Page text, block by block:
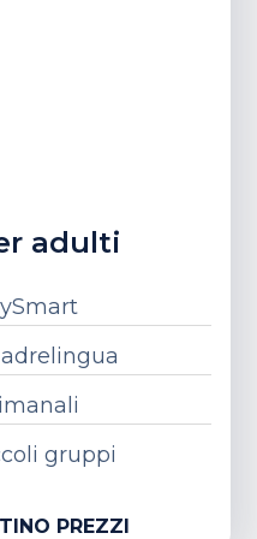
adulti
gruppi
PREZZI